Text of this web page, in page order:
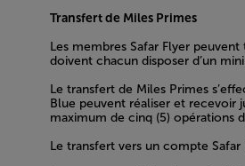
Transfert de Miles Primes
Les membres Safar Flyer
doivent chacun disposer d’un
Le transfert de Miles Primes
Blue peuvent réaliser et recevoir
maximum de cinq (5) opérations
Le transfert vers un compte